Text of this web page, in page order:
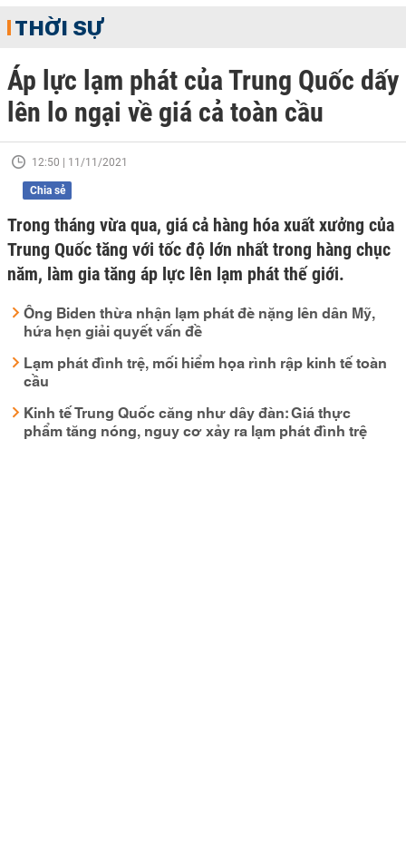
THỜI SỰ
Áp lực lạm phát của Trung Quốc dấy
lên lo ngại về giá cả toàn cầu
12:50 | 11/11/2021
Chia sẻ
Trong tháng vừa qua, giá cả hàng hóa xuất xưởng của
Trung Quốc tăng với tốc độ lớn nhất trong hàng chục
năm, làm gia tăng áp lực lên lạm phát thế giới.
Ông Biden thừa nhận lạm phát đè nặng lên dân Mỹ,
hứa hẹn giải quyết vấn đề
Lạm phát đình trệ, mối hiểm họa rình rập kinh tế toàn
cầu
Kinh tế Trung Quốc căng như dây đàn: Giá thực
phẩm tăng nóng, nguy cơ xảy ra lạm phát đình trệ